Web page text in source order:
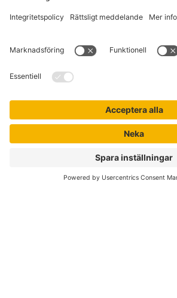
Kontakta kundservice
Jobba hos oss
Om Liber
Nyhetsbrev